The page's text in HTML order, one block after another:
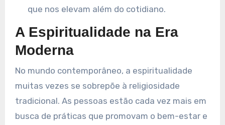
que nos elevam além do cotidiano.
A Espiritualidade na Era
Moderna
No mundo contemporâneo, a espiritualidade
muitas vezes se sobrepõe à religiosidade
tradicional. As pessoas estão cada vez mais em
busca de práticas que promovam o bem-estar e